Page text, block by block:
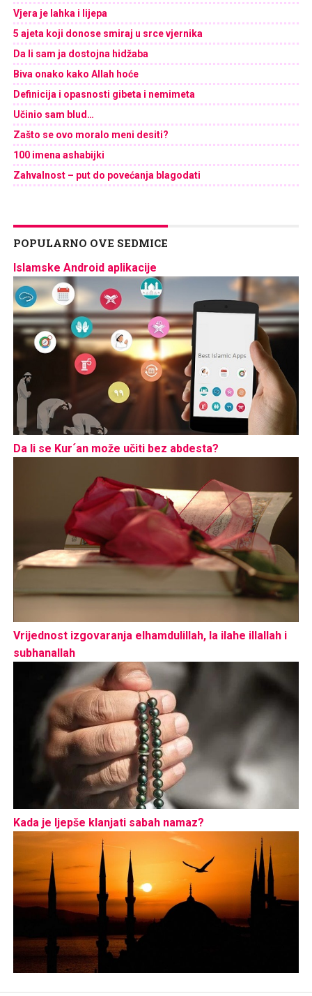
Vjera je lahka i lijepa
5 ajeta koji donose smiraj u srce vjernika
Da li sam ja dostojna hidžaba
Biva onako kako Allah hoće
Definicija i opasnosti gibeta i nemimeta
Učinio sam blud…
Zašto se ovo moralo meni desiti?
100 imena ashabijki
Zahvalnost – put do povećanja blagodati
POPULARNO OVE SEDMICE
Islamske Android aplikacije
Da li se Kur´an može učiti bez abdesta?
Vrijednost izgovaranja elhamdulillah, la ilahe illallah i
subhanallah
Kada je ljepše klanjati sabah namaz?